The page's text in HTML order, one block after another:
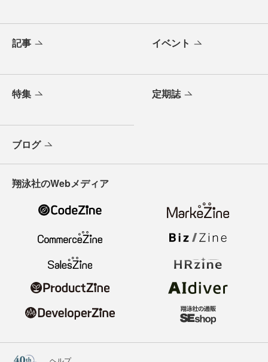
記事 イベント
特集 定期誌
ブログ
翔泳社のWebメディア